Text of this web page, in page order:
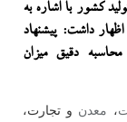
كشور با اشاره به
داشت: پیشنهاد
محاسبه دقیق میزان
، معدن و تجارت،